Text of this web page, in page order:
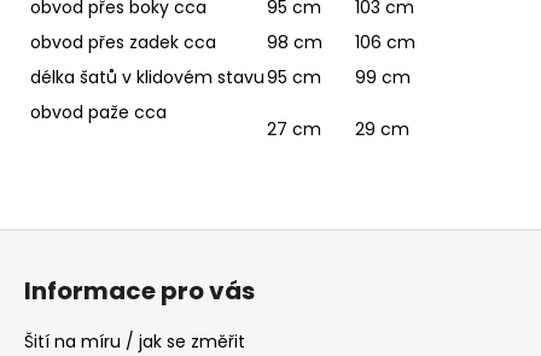
obvod přes boky cca
95 cm
103 cm
obvod přes zadek cca
98 cm
106 cm
délka šatů v klidovém stavu95 cm
99 cm
obvod paže cca
27 cm 29 cm
Informace pro vás
Šití na míru / jak se změřit